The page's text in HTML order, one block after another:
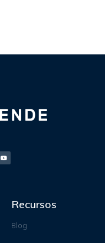
Recursos
Blog